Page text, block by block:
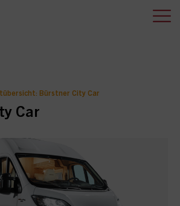
Bürstner City Car
Car